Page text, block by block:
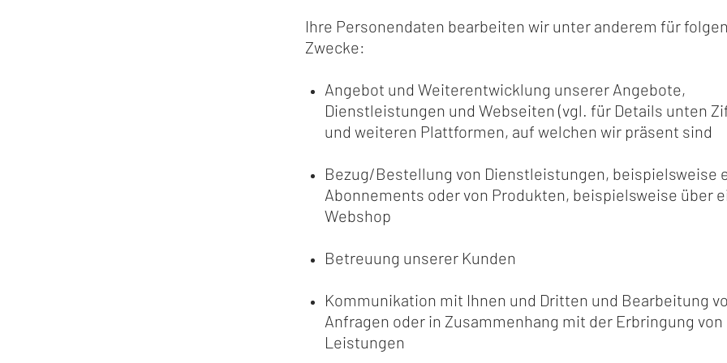
Ihre Personendaten bearbeiten wir unter anderem für
Zwecke:
Angebot und Weiterentwicklung unserer Angebote,
Dienstleistungen und Webseiten (vgl. für Details unten
und weiteren Plattformen, auf welchen wir präsent sind
Bezug/Bestellung von Dienstleistungen, beispielsweise
Abonnements oder von Produkten, beispielsweise über
Webshop
Betreuung unserer Kunden
Kommunikation mit Ihnen und Dritten und Bearbeitung
Anfragen oder in Zusammenhang mit der Erbringung von
Leistungen